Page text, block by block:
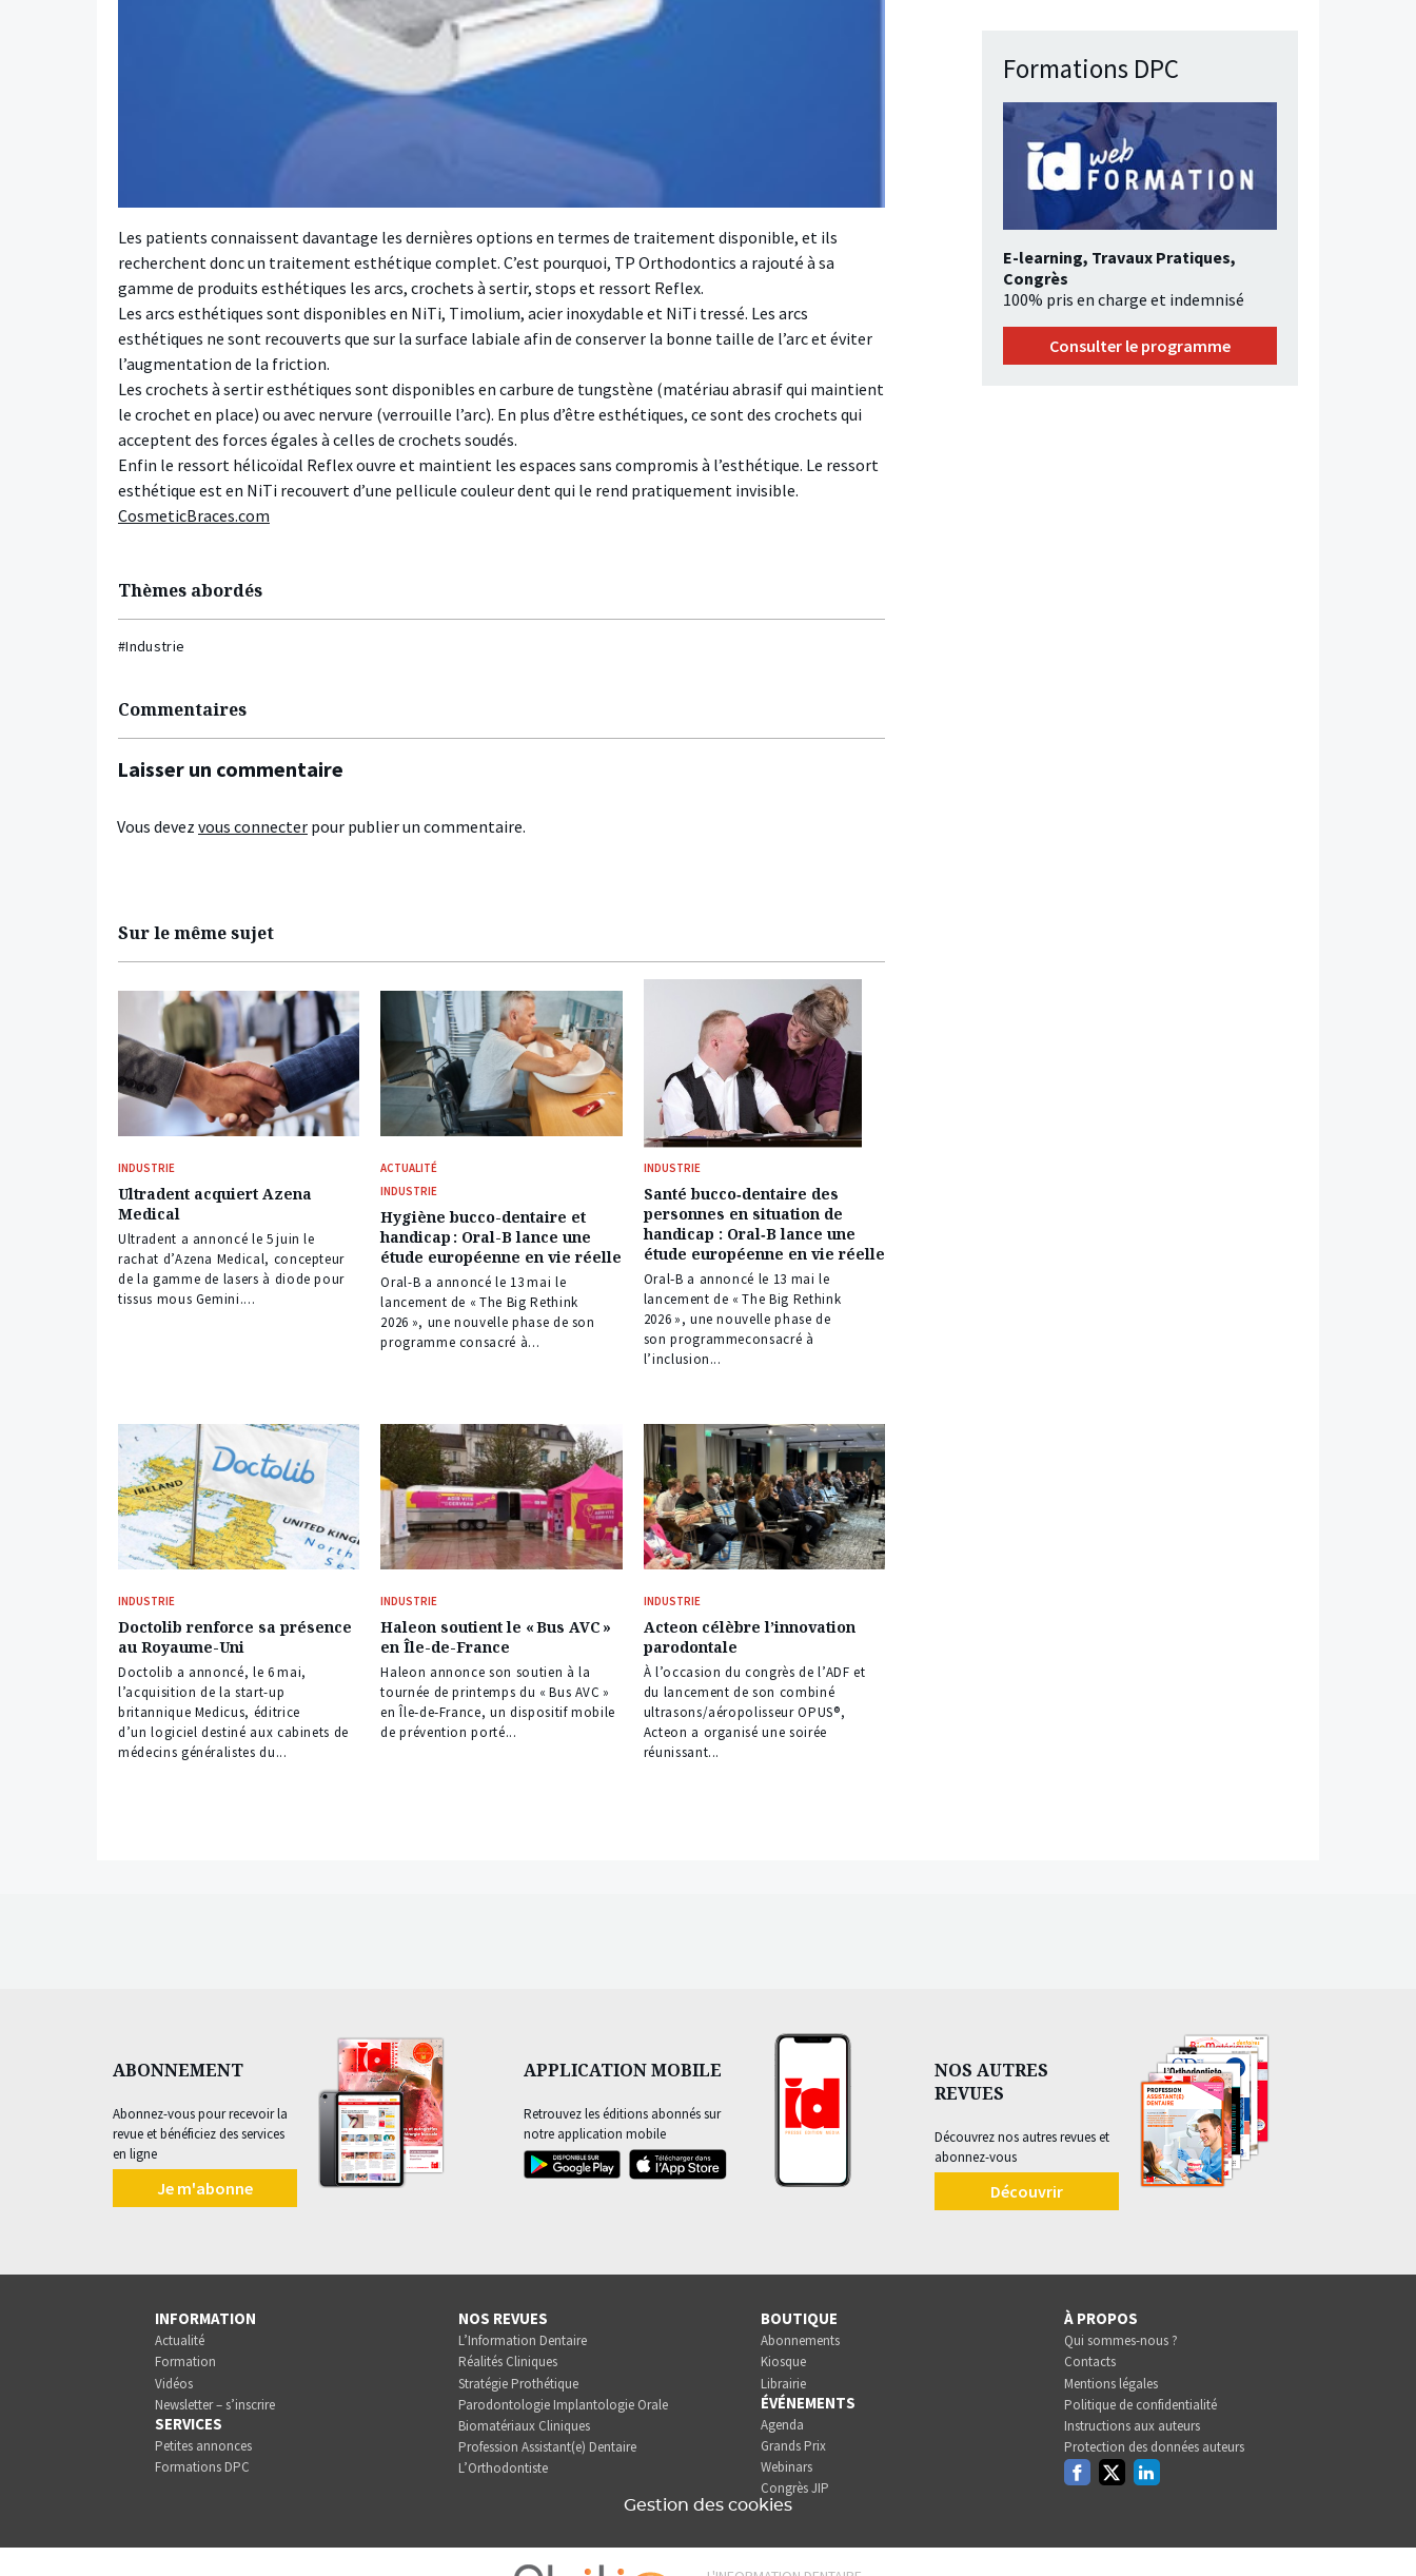
Les patients connaissent davantage les dernières options en termes de traitement disponible, et ils
recherchent donc un traitement esthétique complet. C’est pourquoi, TP Orthodontics a rajouté à sa
gamme de produits esthétiques les arcs, crochets à sertir, stops et ressort Reflex.
Les arcs esthétiques sont disponibles en NiTi, Timolium, acier inoxydable et NiTi tressé. Les arcs
esthétiques ne sont recouverts que sur la surface labiale afin de conserver la bonne taille de l’arc et éviter
l’augmentation de la friction.
Les crochets à sertir esthétiques sont disponibles en carbure de tungstène (matériau abrasif qui maintient
le crochet en place) ou avec nervure (verrouille l’arc). En plus d’être esthétiques, ce sont des crochets qui
acceptent des forces égales à celles de crochets soudés.
Enfin le ressort hélicoïdal Reflex ouvre et maintient les espaces sans compromis à l’esthétique. Le ressort
esthétique est en NiTi recouvert d’une pellicule couleur dent qui le rend pratiquement invisible.
CosmeticBraces.com
Thèmes abordés
#Industrie
Commentaires
Laisser un commentaire
Vous devez vous connecter pour publier un commentaire.
Sur le même sujet
INDUSTRIE
Ultradent acquiert Azena
Medical
Ultradent a annoncé le 5 juin le
rachat d’Azena Medical, concepteur
de la gamme de lasers à diode pour
tissus mous Gemini....
ACTUALITÉ
INDUSTRIE
Hygiène bucco-dentaire et
handicap : Oral-B lance une
étude européenne en vie réelle
Oral-B a annoncé le 13 mai le
lancement de « The Big Rethink
2026 », une nouvelle phase de son
programme consacré à...
INDUSTRIE
Santé bucco‑dentaire des
personnes en situation de
handicap : Oral‑B lance une
étude européenne en vie réelle
Oral‑B a annoncé le 13 mai le
lancement de « The Big Rethink
2026 », une nouvelle phase de
son programmeconsacré à
l’inclusion...
INDUSTRIE
Doctolib renforce sa présence
au Royaume-Uni
Doctolib a annoncé, le 6 mai,
l’acquisition de la start-up
britannique Medicus, éditrice
d’un logiciel destiné aux cabinets de
médecins généralistes du...
INDUSTRIE
Haleon soutient le « Bus AVC »
en Île-de-France
Haleon annonce son soutien à la
tournée de printemps du « Bus AVC »
en Île‑de‑France, un dispositif mobile
de prévention porté...
INDUSTRIE
Acteon célèbre l’innovation
parodontale
À l’occasion du congrès de l’ADF et
du lancement de son combiné
ultrasons/aéropolisseur OPUS®,
Acteon a organisé une soirée
réunissant...
Formations DPC
E-learning, Travaux Pratiques,
Congrès
100% pris en charge et indemnisé
Consulter le programme
ABONNEMENT
Abonnez-vous pour recevoir la
revue et bénéficiez des services
en ligne
Je m'abonne
APPLICATION MOBILE
Retrouvez les éditions abonnés sur
notre application mobile
NOS AUTRES
REVUES
Découvrez nos autres revues et
abonnez-vous
Découvrir
INFORMATION
Actualité
Formation
Vidéos
Newsletter – s’inscrire
SERVICES
Petites annonces
Formations DPC
NOS REVUES
L’Information Dentaire
Réalités Cliniques
Stratégie Prothétique
Parodontologie Implantologie Orale
Biomatériaux Cliniques
Profession Assistant(e) Dentaire
L’Orthodontiste
BOUTIQUE
Abonnements
Kiosque
Librairie
ÉVÉNEMENTS
Agenda
Grands Prix
Webinars
Congrès JIP
À PROPOS
Qui sommes-nous ?
Contacts
Mentions légales
Politique de confidentialité
Instructions aux auteurs
Protection des données auteurs
FacebookTwitterLinkedin
Gestion des cookies